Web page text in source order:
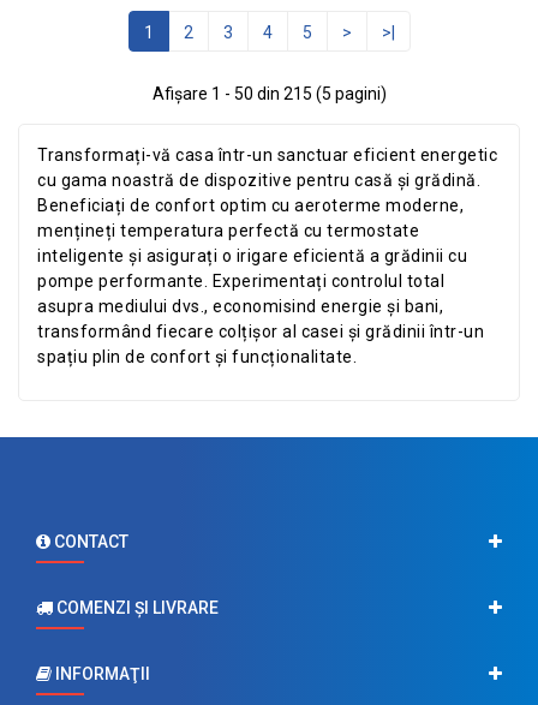
1 2 3 4 5 > >|
Afişare 1 - 50 din 215 (5 pagini)
Transformați-vă casa într-un sanctuar eficient energetic
cu gama noastră de dispozitive pentru casă și grădină.
Beneficiați de confort optim cu aeroterme moderne,
mențineți temperatura perfectă cu termostate
inteligente și asigurați o irigare eficientă a grădinii cu
pompe performante. Experimentați controlul total
asupra mediului dvs., economisind energie și bani,
transformând fiecare colțișor al casei și grădinii într-un
spațiu plin de confort și funcționalitate.
CONTACT
COMENZI ŞI LIVRARE
INFORMAŢII